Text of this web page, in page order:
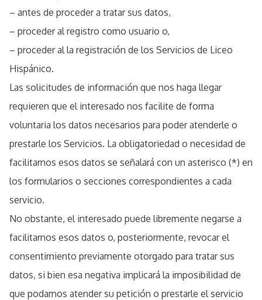
– antes de proceder a tratar sus datos,
– proceder al registro como usuario o,
– proceder al la registración de los Servicios de Liceo
Hispánico.
Las solicitudes de información que nos haga llegar
requieren que el interesado nos facilite de forma
voluntaria los datos necesarios para poder atenderle o
prestarle los Servicios. La obligatoriedad o necesidad de
facilitarnos esos datos se señalará con un asterisco (*) en
los formularios o secciones correspondientes a cada
servicio.
No obstante, el interesado puede libremente negarse a
facilitarnos esos datos o, posteriormente, revocar el
consentimiento previamente otorgado para tratar sus
datos, si bien esa negativa implicará la imposibilidad de
que podamos atender su petición o prestarle el servicio